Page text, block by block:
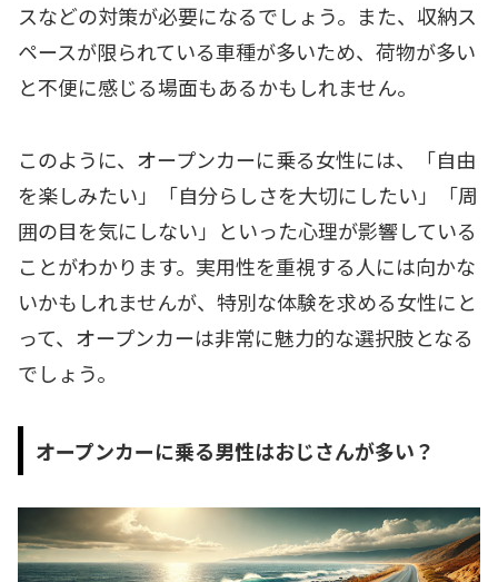
スなどの対策が必要になるでしょう。また、収納ス
ペースが限られている車種が多いため、荷物が多い
と不便に感じる場面もあるかもしれません。
このように、オープンカーに乗る女性には、「自由
を楽しみたい」「自分らしさを大切にしたい」「周
囲の目を気にしない」といった心理が影響している
ことがわかります。実用性を重視する人には向かな
いかもしれませんが、特別な体験を求める女性にと
って、オープンカーは非常に魅力的な選択肢となる
でしょう。
オープンカーに乗る男性はおじさんが多い？